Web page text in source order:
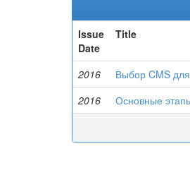
Issue
Date
Title
2016 Выбор CMS
2016
Основные